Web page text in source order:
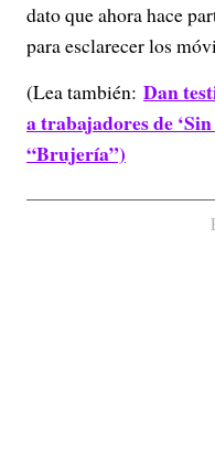
dato que ahora hace
para esclarecer los
(Lea también: Dan
a trabajadores de
“Brujería”)